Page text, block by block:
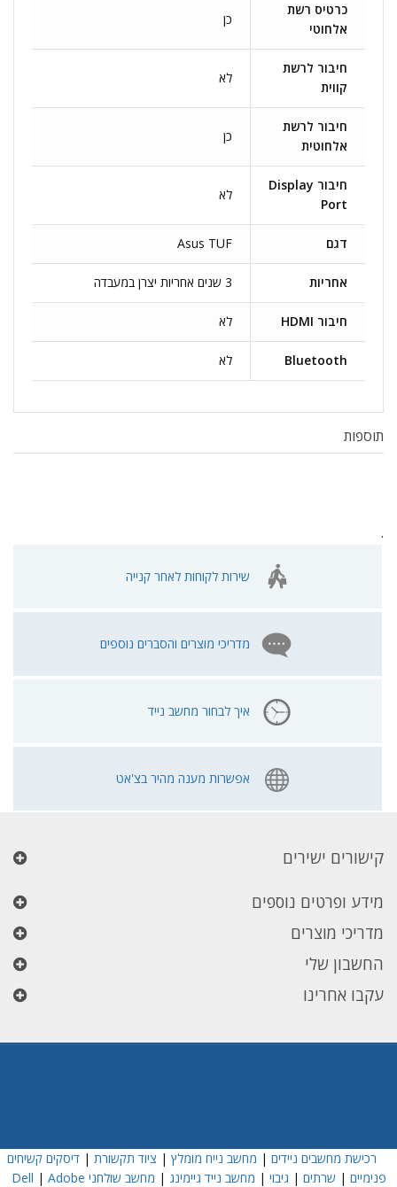
כרטיס רשת
אלחוטי
כן
חיבור לרשת
קווית
לא
חיבור לרשת
אלחוטית
כן
חיבור Display
Port
לא
דגם Asus TUF
אחריות 3 שנים אחריות יצרן במעבדה
חיבור HDMI לא
Bluetooth לא
תוספות
.
שירות לקוחות לאחר קנייה
מדריכי מוצרים והסברים נוספים
איך לבחור מחשב נייד
אפשרות מענה מהיר בצ'אט
קישורים ישירים
מידע ופרטים נוספים
מדריכי מוצרים
החשבון שלי
עקבו אחרינו
רכישת מחשבים ניידים | מחשב נייח מומלץ | ציוד תקשורת |דיסקים קשיחים
פנימיים | שרתים | גיבוי | מחשב נייד גיימינג | מחשב שולחני Dell | Adobe